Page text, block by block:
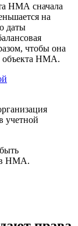
НМА сначала
на
даты
чтобы она
объекта НМА.
учетной
НМА.